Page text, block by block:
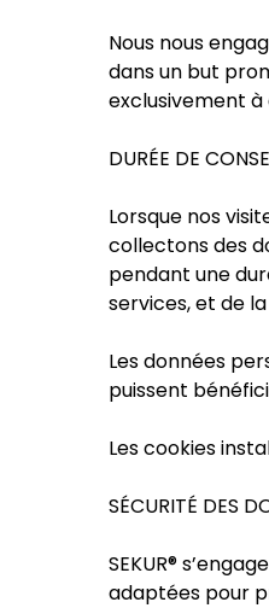
Nous nous
dans un but
exclusivement à
DURÉE DE
Lorsque nos
collectons des
pendant une
services, et de
Les données
puissent
Les cookies
SÉCURITÉ DES
SEKUR®
adaptées pour